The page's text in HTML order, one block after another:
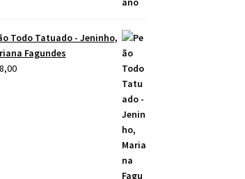
Todo Tatuado - Jeninho,
Fagundes
8,00